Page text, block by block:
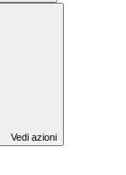
Vedi azioni